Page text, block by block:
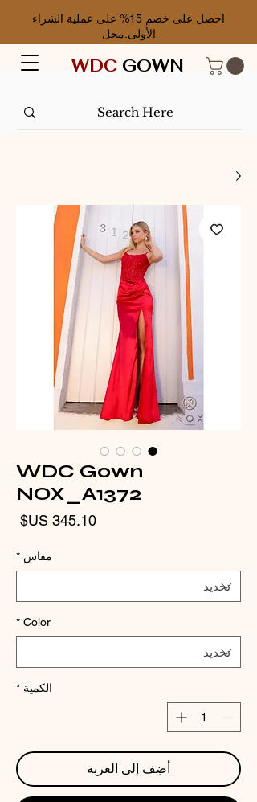
احصل على خصم 15% على عملية الشراء
الأولى. محل
WDC GOWN
WDC Gown
NOX_A1372
مقاس *
Color
*
الكمية *
أضِف إلى العربة